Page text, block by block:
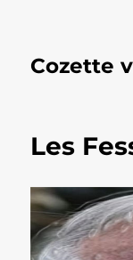
Cozette
Les